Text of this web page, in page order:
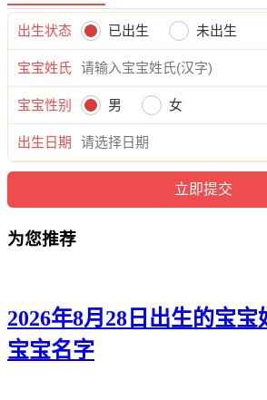
运旭、强海、盼建、迪诚、唯奕、振弘
渝康、鸣海、海斌、霆瀚、华兰、瑞义
梁信、宽盛、义琦、聪浩、彦唯、渝潮
道元、俊坤、东颜、旭汐、姗炎、震恺
沧浩、志婷、宁浩、清凡、迪泽、颜俊
景海、斌彦、瑾伦、郎旻、姿源。
出生状态 已出生 未出生
宝宝姓氏
宝宝性别 男 女
出生日期
为您推荐
2026年8月28日出生的宝宝
宝宝名字